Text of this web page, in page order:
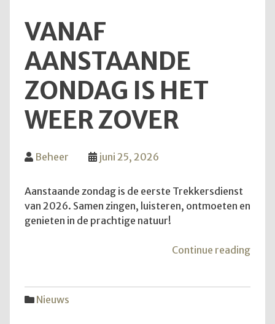
VANAF
AANSTAANDE
ZONDAG IS HET
WEER ZOVER
Beheer juni 25, 2026
Aanstaande zondag is de eerste Trekkersdienst
van 2026. Samen zingen, luisteren, ontmoeten en
genieten in de prachtige natuur!
Continue reading
Nieuws